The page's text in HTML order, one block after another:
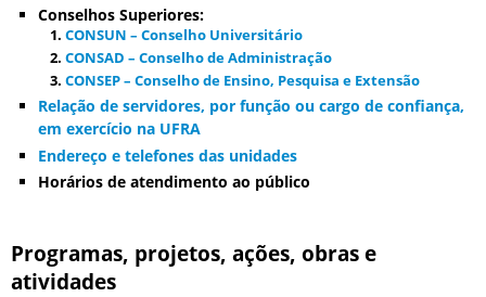
Conselhos Superiores:
CONSUN – Conselho Universitário
CONSAD – Conselho de Administração
CONSEP – Conselho de Ensino, Pesquisa e Extensão
Relação de servidores, por função ou cargo de confiança,
em exercício na UFRA
Endereço e telefones das unidades
Horários de atendimento ao público
Programas, projetos, ações, obras e
atividades